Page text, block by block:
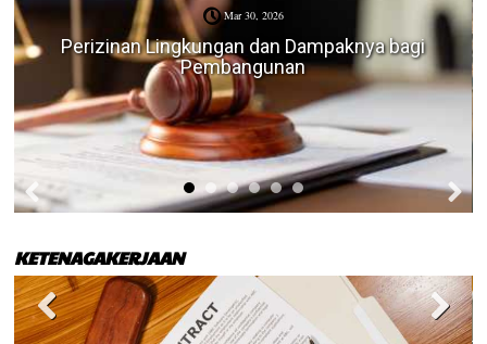
Mar 30, 2026
Perizinan Lingkungan dan Dampaknya bagi
Pembangunan
KETENAGAKERJAAN